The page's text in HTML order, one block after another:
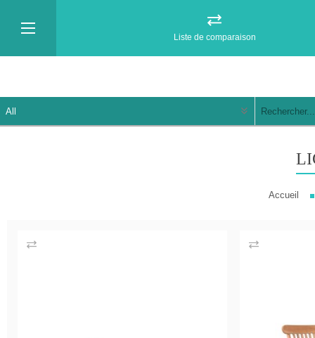
Liste de comparaison
Accueil